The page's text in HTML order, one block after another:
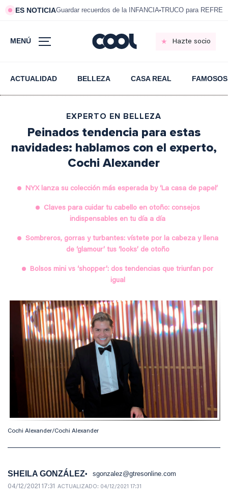
ES NOTICIAGuardar recuerdos de la INFANCIA TRUCO para
MENÚ Hazte socio
ACTUALIDAD BELLEZA CASA REAL FAMOSOS
EXPERTO EN BELLEZA
Peinados tendencia para estas
navidades: hablamos con el experto,
Cochi Alexander
NYX lanza su colección más esperada by ‘La casa de papel’
Claves para cuidar tu cabello en otoño: consejos
indispensables en tu día a día
Sombreros, gorras y turbantes: vístete por la cabeza y llena
de ‘glamour’ tus ‘looks’ de otoño
Bolsos mini vs ‘shopper’: dos tendencias que triunfan por
igual
Cochi Alexander/Cochi Alexander
SHEILA GONZÁLEZ sgonzalez@gtresonline.com
04/12/2021 17:31 ACTUALIZADO: 04/12/2021 17:31